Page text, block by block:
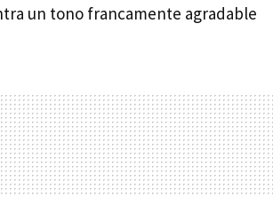
un tono francamente agradable